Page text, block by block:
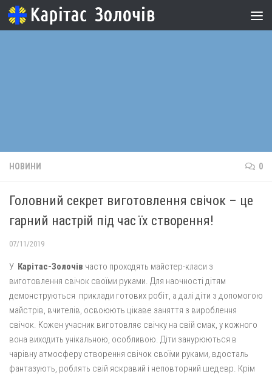
Skip to content
НОВИНИ 0
Головний секрет виготовлення свічок – це
гарний настрій під час їх створення!
07/11/2019
У Карітас-Золочів часто проходять майстер-класи з
виготовлення свічок своїми руками. Для наочності дітям
демонструються приклади готових робіт, а далі діти з допомогою
майстрів, вчителів, освоюють цікаве заняття з вироблення
свічок. Кожен учасник виготовляє свічку на свій смак, у кожного
вона виходить унікальною, особливою. Діти занурюються в
чарівну атмосферу створення свічок своїми руками, вдосталь
фантазують, роблять свій яскравий і неповторний шедевр. Крім